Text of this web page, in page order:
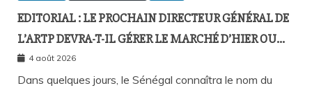
EDITORIAL : LE PROCHAIN DIRECTEUR GÉNÉRAL DE
L’ARTP DEVRA-T-IL GÉRER LE MARCHÉ D’HIER OU
CELUI DE DEMAIN ?
4 août 2026
Dans quelques jours, le Sénégal connaîtra le nom du